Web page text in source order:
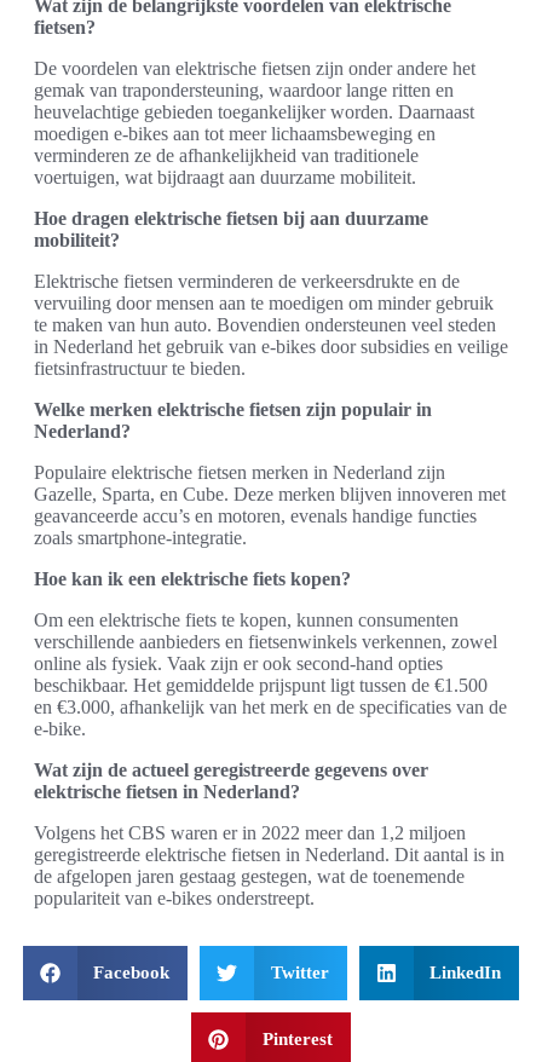
Wat zijn de belangrijkste voordelen van elektrische
fietsen?
De voordelen van elektrische fietsen zijn onder andere het
gemak van trapondersteuning, waardoor lange ritten en
heuvelachtige gebieden toegankelijker worden. Daarnaast
moedigen e-bikes aan tot meer lichaamsbeweging en
verminderen ze de afhankelijkheid van traditionele
voertuigen, wat bijdraagt aan duurzame mobiliteit.
Hoe dragen elektrische fietsen bij aan duurzame
mobiliteit?
Elektrische fietsen verminderen de verkeersdrukte en de
vervuiling door mensen aan te moedigen om minder gebruik
te maken van hun auto. Bovendien ondersteunen veel steden
in Nederland het gebruik van e-bikes door subsidies en veilige
fietsinfrastructuur te bieden.
Welke merken elektrische fietsen zijn populair in
Nederland?
Populaire elektrische fietsen merken in Nederland zijn
Gazelle, Sparta, en Cube. Deze merken blijven innoveren met
geavanceerde accu’s en motoren, evenals handige functies
zoals smartphone-integratie.
Hoe kan ik een elektrische fiets kopen?
Om een elektrische fiets te kopen, kunnen consumenten
verschillende aanbieders en fietsenwinkels verkennen, zowel
online als fysiek. Vaak zijn er ook second-hand opties
beschikbaar. Het gemiddelde prijspunt ligt tussen de €1.500
en €3.000, afhankelijk van het merk en de specificaties van de
e-bike.
Wat zijn de actueel geregistreerde gegevens over
elektrische fietsen in Nederland?
Volgens het CBS waren er in 2022 meer dan 1,2 miljoen
geregistreerde elektrische fietsen in Nederland. Dit aantal is in
de afgelopen jaren gestaag gestegen, wat de toenemende
populariteit van e-bikes onderstreept.
Facebook Twitter LinkedIn
Pinterest